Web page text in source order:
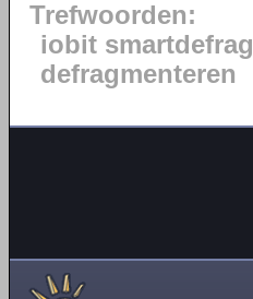
Trefwoorden:
iobit smartdefrag
defragmenteren